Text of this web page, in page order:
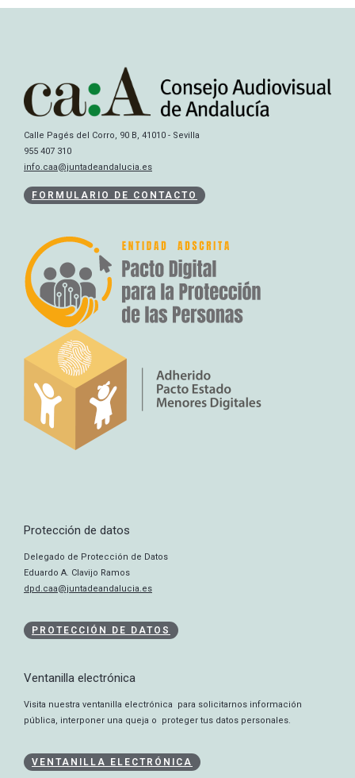
Calle Pagés del Corro, 90 B, 41010 - Sevilla
955 407 310
info.caa@juntadeandalucia.es
FORMULARIO DE CONTACTO
Protección de datos
Delegado de Protección de Datos
Eduardo A. Clavijo Ramos
dpd.caa@juntadeandalucia.es
PROTECCIÓN DE DATOS
Ventanilla electrónica
Visita nuestra ventanilla electrónica para solicitarnos información
pública, interponer una queja o proteger tus datos personales.
VENTANILLA ELECTRÓNICA